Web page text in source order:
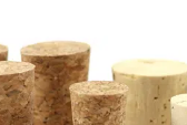
o tarro no estándar.